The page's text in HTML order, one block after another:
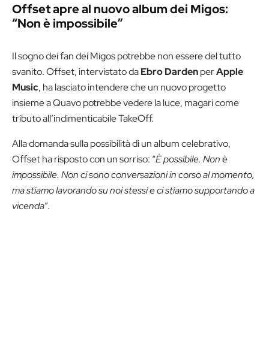
Offset apre al nuovo album dei Migos:
“Non è impossibile”
Il sogno dei fan dei Migos potrebbe non essere del tutto
svanito. Offset, intervistato daEbro DardenperApple
Music, ha lasciato intendere che un nuovo progetto
insieme a Quavo potrebbe vedere la luce, magari come
tributo all’indimenticabile TakeOff.
Alla domanda sulla possibilità di un album celebrativo,
Offset ha risposto con un sorriso: “È possibile. Non è
impossibile. Non ci sono conversazioni in corso al momento,
ma stiamo lavorando su noi stessi e ci stiamo supportando a
vicenda”.